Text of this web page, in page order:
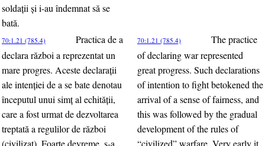
soldaţii şi i-au îndemnat să se
bată.
70:1.21 (785.4)
Practica de a
declara război a reprezentat un
mare progres. Aceste declaraţii
ale intenţiei de a se bate denotau
începutul unui simţ al echităţii,
care a fost urmat de dezvoltarea
treptată a regulilor de război
(civilizat). Foarte devreme, s-a
70:1.21 (785.4)
The practice
of declaring war represented
great progress. Such declarations
of intention to fight betokened the
arrival of a sense of fairness, and
this was followed by the gradual
development of the rules of
“civilized” warfare. Very early it